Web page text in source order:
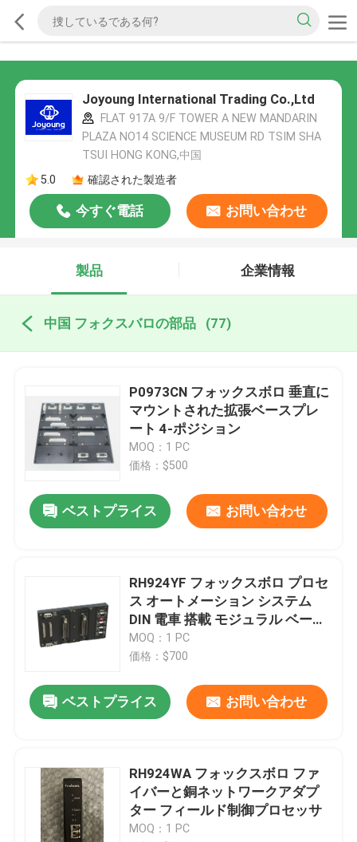
Joyoung International Trading Co.,Ltd
FLAT 917A 9/F TOWER A NEW MANDARIN
PLAZA NO14 SCIENCE MUSEUM RD TSIM SHA
TSUI HONG KONG,中国
5.0
確認された製造者
今すぐ電話 お問い合わせ
製品 企業情報
中国 フォクスバロの部品 (77)
P0973CN フォックスボロ 垂直に
マウントされた拡張ベースプレ
ート 4-ポジション
MOQ：1 PC
価格：$500
ベストプライス お問い合わせ
RH924YF フォックスボロ プロセ
ス オートメーション システム
DIN 電車 搭載 モジュラル ベース
プレート
MOQ：1 PC
価格：$700
ベストプライス お問い合わせ
RH924WA フォックスボロ ファ
イバーと銅ネットワークアダプ
ター フィールド制御プロセッサ
MOQ：1 PC